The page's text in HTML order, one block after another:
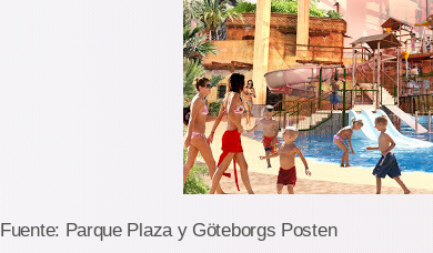
Fuente: Parque Plaza y Göteborgs Posten